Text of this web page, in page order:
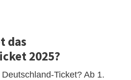
das
2025?
Ticket? Ab 1.